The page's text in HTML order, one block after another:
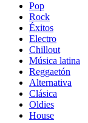
Pop
Rock
Éxitos
Electro
Chillout
Música latina
Reggaetón
Alternativa
Clásica
Oldies
House